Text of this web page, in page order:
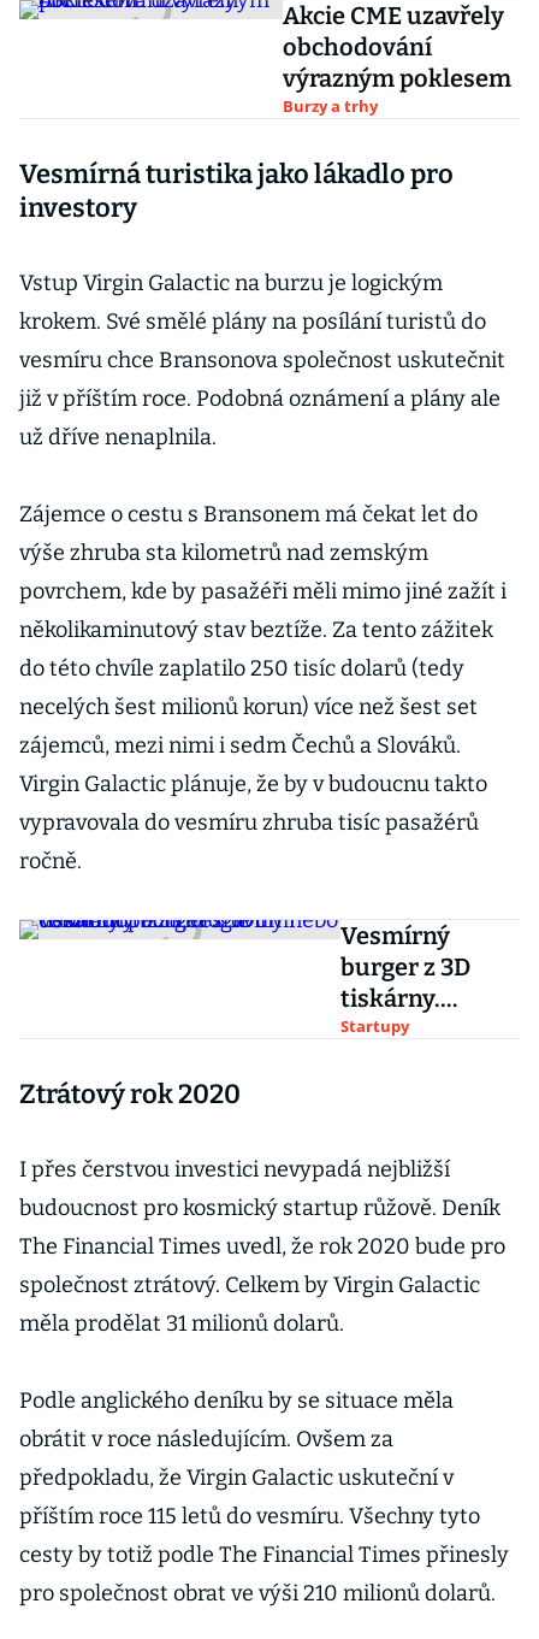
Akcie CME uzavřely
obchodování
výrazným poklesem
Burzy a trhy
Vesmírná turistika jako lákadlo pro
investory
Vstup Virgin Galactic na burzu je logickým
krokem. Své smělé plány na posílání turistů do
vesmíru chce Bransonova společnost uskutečnit
již v příštím roce. Podobná oznámení a plány ale
už dříve nenaplnila.
Zájemce o cestu s Bransonem má čekat let do
výše zhruba sta kilometrů nad zemským
povrchem, kde by pasažéři měli mimo jiné zažít i
několikaminutový stav beztíže. Za tento zážitek
do této chvíle zaplatilo 250 tisíc dolarů (tedy
necelých šest milionů korun) více než šest set
zájemců, mezi nimi i sedm Čechů a Slováků.
Virgin Galactic plánuje, že by v budoucnu takto
vypravovala do vesmíru zhruba tisíc pasažérů
ročně.
Vesmírný
burger z 3D
tiskárny.
Technologie
Startupy
Ztrátový rok 2020
I přes čerstvou investici nevypadá nejbližší
budoucnost pro kosmický startup růžově. Deník
The Financial Times uvedl, že rok 2020 bude pro
společnost ztrátový. Celkem by Virgin Galactic
měla prodělat 31 milionů dolarů.
Podle anglického deníku by se situace měla
obrátit v roce následujícím. Ovšem za
předpokladu, že Virgin Galactic uskuteční v
příštím roce 115 letů do vesmíru. Všechny tyto
cesty by totiž podle The Financial Times přinesly
pro společnost obrat ve výši 210 milionů dolarů.